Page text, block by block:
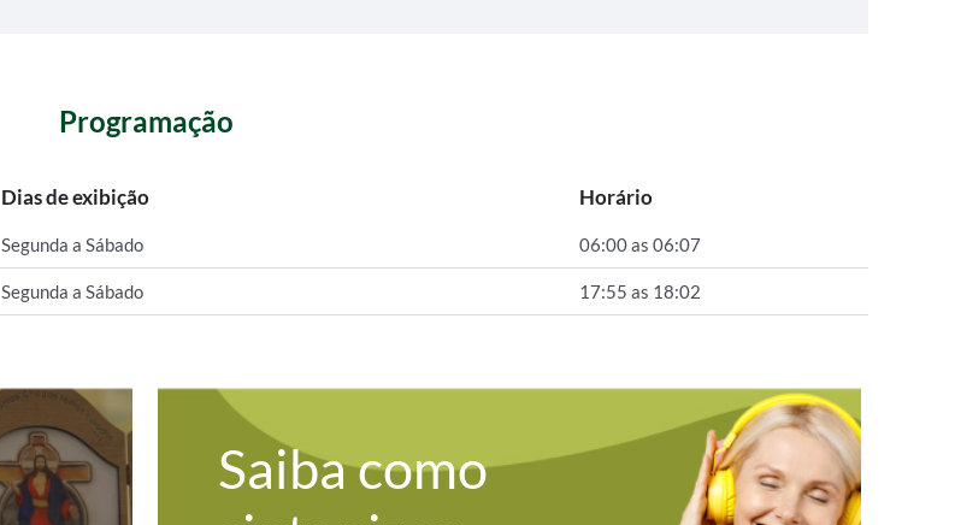
Programação
Dias de exibição Horário
Segunda a Sábado 06:00 as 06:07
Segunda a Sábado 17:55 as 18:02
Saiba como